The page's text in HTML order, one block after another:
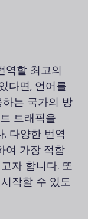
역할 최고의
다면, 언어를
는 국가의 방
트래픽을
다양한 번역
여 가장 적합
자 합니다. 또
작할 수 있도